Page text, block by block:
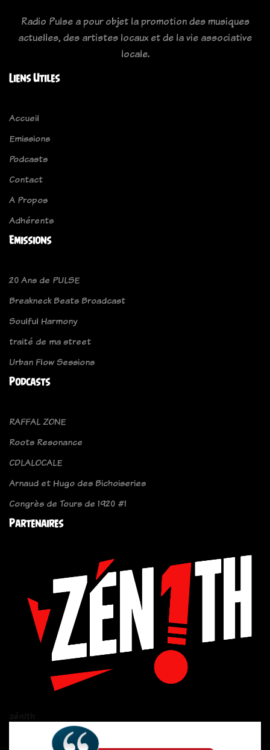
Radio Pulse a pour objet la promotion des musiques
actuelles, des artistes locaux et de la vie associative
locale.
Liens Utiles
Accueil
Emissions
Podcasts
Contact
A Propos
Adhérents
Emissions
20 Ans de PULSE
Breakneck Beats Broadcast
Soulful Harmony
traité de ma street
Urban Flow Sessions
Podcasts
RAFFAL ZONE
Roots Resonance
CDLALOCALE
Arnaud et Hugo des Bichoiseries
Congrès de Tours de 1920 #1
Partenaires